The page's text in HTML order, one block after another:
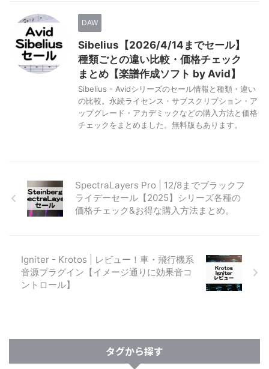
DAW
Sibelius【2026/4/14までセール】
種類ごとの違い比較・価格チェック
まとめ【楽譜作成ソフト by Avid】
Sibelius - Avidシリーズのセール情報と種類・違い
の比較。永続ライセンス・サブスクリプション・ア
ップグレード・アカデミックなどの購入方法と価格
チェックをまとめました。無料版もあります。
SpectraLayers Pro | 12/8までブラックフ
ライデーセール【2025】シリーズ各種の
価格チェック&お得な購入方法まとめ。
Igniter - Krotos | レビュー！車・飛行機系
音源プラグイン【イメージ通りに効果音コ
ントロール】
タグから探す